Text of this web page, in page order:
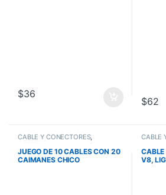
$36
$62
CABLE Y CONECTORES,
OFERTAS
JUEGO DE 10 CABLES CON 20
CAIMANES CHICO
CABLE
CABLE
V8,